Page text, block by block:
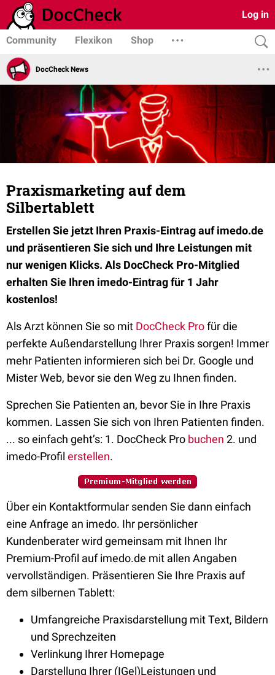
Log in
Community Flexikon Shop
DocCheck News
Praxismarketing auf dem
Silbertablett
Erstellen Sie jetzt Ihren Praxis-Eintrag auf imedo.de
und präsentieren Sie sich und Ihre Leistungen mit
nur wenigen Klicks. Als DocCheck Pro-Mitglied
erhalten Sie Ihren imedo-Eintrag für 1 Jahr
kostenlos!
Als Arzt können Sie so mit DocCheck Profür die
perfekte Außendarstellung Ihrer Praxis sorgen! Immer
mehr Patienten informieren sich bei Dr. Google und
Mister Web, bevor sie den Weg zu Ihnen finden.
Sprechen Sie Patienten an, bevor Sie in Ihre Praxis
kommen. Lassen Sie sich von Ihren Patienten finden.
... so einfach geht’s: 1. DocCheck Pro buchen 2. und
imedo-Profil erstellen.
Über ein Kontaktformular senden Sie dann einfach
eine Anfrage an imedo. Ihr persönlicher
Kundenberater wird gemeinsam mit Ihnen Ihr
Premium-Profil auf imedo.de mit allen Angaben
vervollständigen. Präsentieren Sie Ihre Praxis auf
dem silbernen Tablett:
Umfangreiche Praxisdarstellung mit Text, Bildern
und Sprechzeiten
Verlinkung Ihrer Homepage
Darstellung Ihrer (IGel)Leistungen und